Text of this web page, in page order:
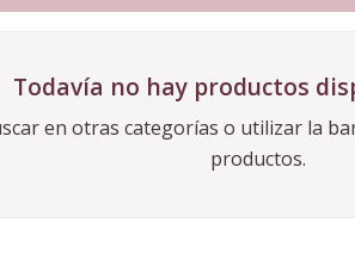
Todavía no hay productos
en otras categorías o utilizar la
productos.